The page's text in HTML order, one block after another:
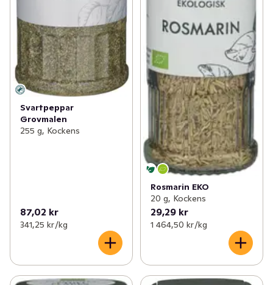
Svartpeppar
Grovmalen
255 g, Kockens
87,02 kr
341,25 kr /kg
Rosmarin EKO
20 g, Kockens
29,29 kr
1 464,50 kr /kg